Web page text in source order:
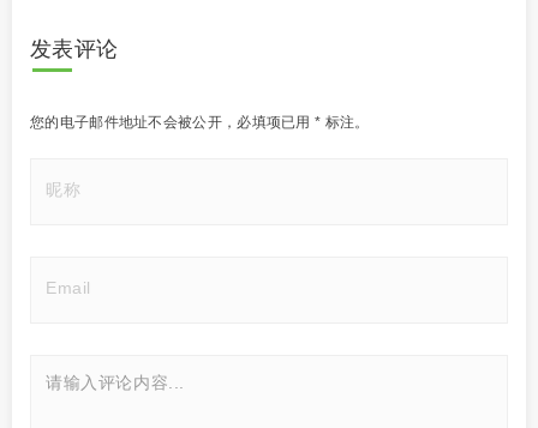
发表评论
您的电子邮件地址不会被公开， 必填项已用* 标注。